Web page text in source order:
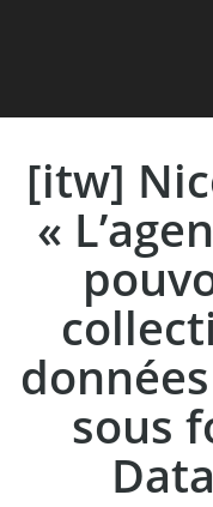
[itw]
«
sous